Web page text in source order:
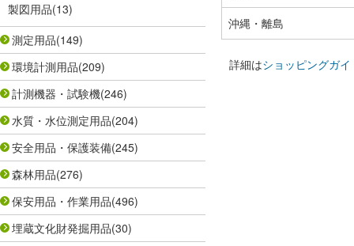
製図用品(13)
測定用品(149)
環境計測用品(209)
計測機器・試験機(246)
水質・水位測定用品(204)
安全用品・保護装備(245)
森林用品(276)
保安用品・作業用品(496)
埋蔵文化財発掘用品(30)
沖縄・離島
詳細はショッピングガイ